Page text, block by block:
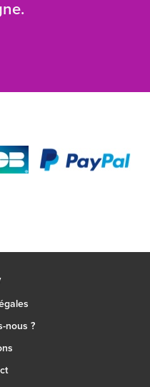
nous ?